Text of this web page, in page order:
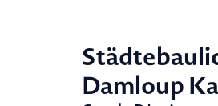
Damloup